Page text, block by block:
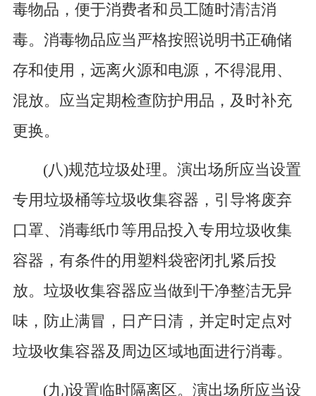
毒物品，便于消费者和员工随时清洁消
毒。消毒物品应当严格按照说明书正确储
存和使用，远离火源和电源，不得混用、
混放。应当定期检查防护用品，及时补充
更换。
(八)规范垃圾处理。演出场所应当设置
专用垃圾桶等垃圾收集容器，引导将废弃
口罩、消毒纸巾等用品投入专用垃圾收集
容器，有条件的用塑料袋密闭扎紧后投
放。垃圾收集容器应当做到干净整洁无异
味，防止满冒，日产日清，并定时定点对
垃圾收集容器及周边区域地面进行消毒。
(九)设置临时隔离区。演出场所应当设